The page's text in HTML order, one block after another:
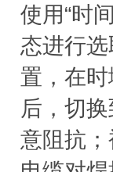
使用“时
态进行
置，在
后，切
意阻抗